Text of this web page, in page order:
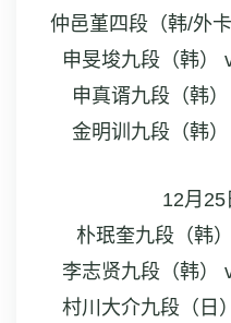
仲邑堇四段（韩/外
申旻埈九段（韩）
申真谞九段（韩
金明训九段（韩）
12月25
朴珉奎九段（韩
李志贤九段（韩）
村川大介九段（日